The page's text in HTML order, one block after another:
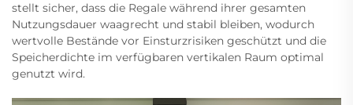
stellt sicher, dass die Regale während ihrer gesamten
Nutzungsdauer waagrecht und stabil bleiben, wodurch
wertvolle Bestände vor Einsturzrisiken geschützt und die
Speicherdichte im verfügbaren vertikalen Raum optimal
genutzt wird.